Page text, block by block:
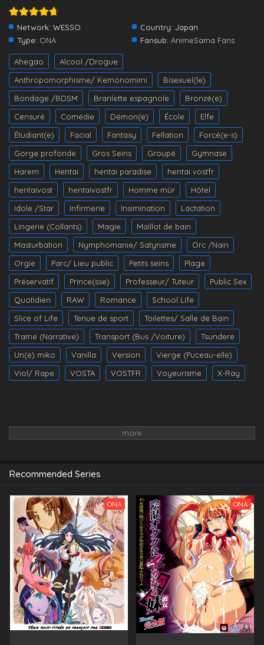
Network: WESSO Country: Japan
Type: ONA Fansub: AnimeSama Fans
Ahegao
Alcool /Drogue
Anthropomorphisme/ Kemonomimi
Bisexuel(le)
Bondage /BDSM
Branlette espagnole
Bronzé(e)
Censuré
Comédie Démon(e) École
Elfe
Étudiant(e)
Facial Fantasy Fellation
Forcé(e-s)
Gorge profonde
Gros Seins Groupé
Gymnase
Harem
Hentai hentai paradise
hentai vostfr
hentaivost
hentaivostfr Homme mûr
Hôtel
Idole /Star
Infirmerie Insimination
Lactation
Lingerie (Collants)
Magie
Maillot de bain
Masturbation
Nymphomanie/ Satyrisme
Orc /Nain
Orgie
Parc/ Lieu public Petits seins
Plage
Préservatif
Prince(sse) Professeur/ Tuteur
Public Sex
Quotidien
RAW Romance
School Life
Slice of Life
Tenue de sport
Toilettes/ Salle de Bain
Trame (Narrative)
Transport (Bus /Voiture)
Tsundere
Un(e) miko
Vanilla Version
Vierge (Puceau-elle)
Viol/ Rape
VOSTA VOSTFR Voyeurisme X-Ray
Recommended Series
ONA ONA